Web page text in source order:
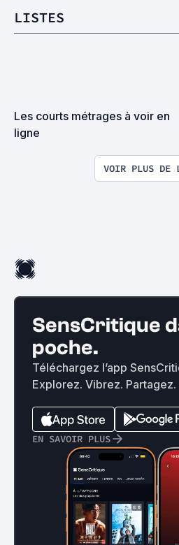
LISTES
Les courts métrages à voir en
ligne
VOIR PLUS DE
SensCritique
poche.
Téléchargez l’app
Explorez. Vibrez. Partagez.
EN SAVOIR PLUS